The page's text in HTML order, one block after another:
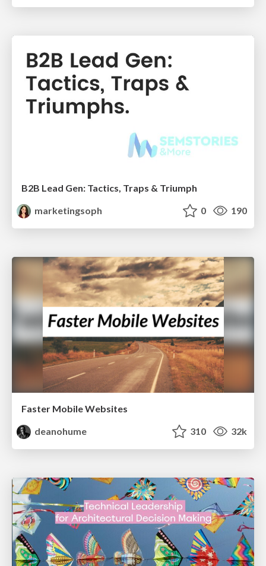
B2B Lead Gen: Tactics, Traps & Triumph
marketingsoph
0 190
Faster Mobile Websites
deanohume
310 32k